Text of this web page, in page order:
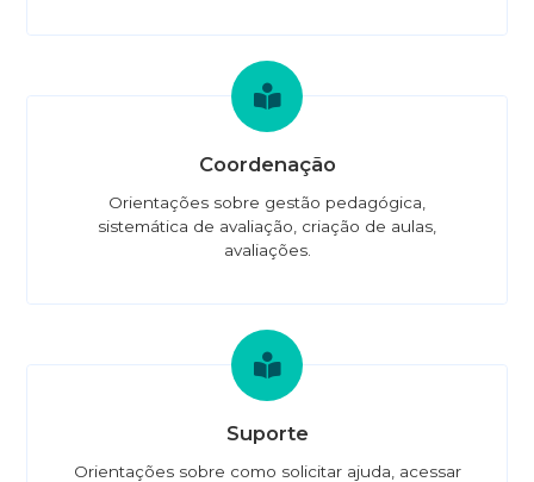
Coordenação
Orientações sobre gestão pedagógica,
sistemática de avaliação, criação de aulas,
avaliações.
Suporte
Orientações sobre como solicitar ajuda, acessar